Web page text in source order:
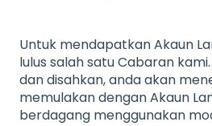
Untuk mendapatkan Akaun
lulus salah satu Cabaran
dan disahkan, anda akan
memulakan dengan Akaun
berdagang menggunakan